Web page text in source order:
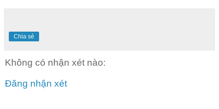
Chia sẻ
Không có nhận xét nào:
Đăng nhận xét